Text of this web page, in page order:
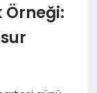
Örneği: